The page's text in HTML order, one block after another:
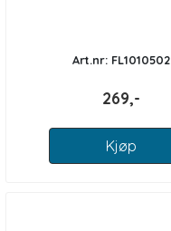
Art.nr: FL1010502
269,-
Kjøp